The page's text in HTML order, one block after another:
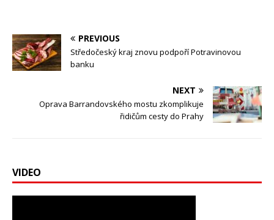
PREVIOUS
Středočeský kraj znovu podpoří Potravinovou
banku
NEXT
Oprava Barrandovského mostu zkomplikuje
řidičům cesty do Prahy
VIDEO